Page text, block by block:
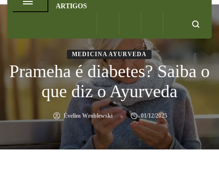
ARTIGOS
MEDICINA AYURVEDA
Prameha é diabetes? Saiba o
que diz o Ayurveda
Évelim Wroblewski 01/12/2025